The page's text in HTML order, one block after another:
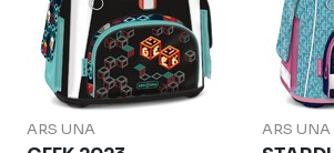
ARS UNA ARS UNA